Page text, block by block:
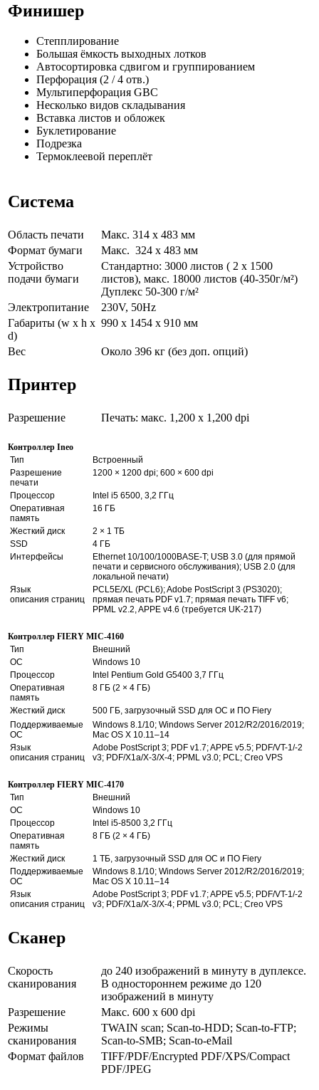
Финишер
Степплирование
Большая ёмкость выходных лотков
Автосортировка сдвигом и группированием
Перфорация (2 / 4 отв.)
Мультиперфорация GBC
Несколько видов складывания
Вставка листов и обложек
Буклетирование
Подрезка
Термоклеевой переплёт
Система
Область печати
Макс. 314 x 483 мм
Формат бумаги
Макс. 324 x 483 мм
Устройство
подачи бумаги
Стандартно: 3000 листов ( 2 x 1500
листов), макс. 18000 листов (40-350г/м²)
Дуплекс 50-300 г/м²
Электропитание
230V, 50Hz
Габариты (w x h x
d)
990 x 1454 x 910 мм
Вес Около 396 кг (без доп. опций)
Принтер
Разрешение Печать: макс. 1,200 x 1,200 dpi
Контроллер Ineo
Тип
Встроенный
Разрешение
печати
1200 × 1200 dpi; 600 × 600 dpi
Процессор
Intel i5 6500, 3,2 ГГц
Оперативная
память
16 ГБ
Жесткий диск
2 × 1 ТБ
SSD
4 ГБ
Интерфейсы
Ethernet 10/100/1000BASE-T; USB 3.0 (для прямой
печати и сервисного обслуживания); USB 2.0 (для
локальной печати)
Язык
описания страниц
PCL5E/XL (PCL6); Adobe PostScript 3 (PS3020);
прямая печать PDF v1.7; прямая печать TIFF v6;
PPML v2.2, APPE v4.6 (требуется UK-217)
Контроллер FIERY MIC-4160
Тип
Внешний
ОС
Windows 10
Процессор
Intel Pentium Gold G5400 3,7 ГГц
Оперативная
память
8 ГБ (2 × 4 ГБ)
Жесткий диск
500 ГБ, загрузочный SSD для ОС и ПО Fiery
Поддерживаемые
ОС
Windows 8.1/10; Windows Server 2012/R2/2016/2019;
Mac OS X 10.11–14
Язык
описания страниц
Adobe PostScript 3; PDF v1.7; APPE v5.5; PDF/VT-1/-2
v3; PDF/X1a/X-3/X-4; PPML v3.0; PCL; Creo VPS
Контроллер FIERY MIC-4170
Тип
Внешний
ОС
Windows 10
Процессор
Intel i5-8500 3,2 ГГц
Оперативная
память
8 ГБ (2 × 4 ГБ)
Жесткий диск
1 ТБ, загрузочный SSD для ОС и ПО Fiery
Поддерживаемые
ОС
Windows 8.1/10; Windows Server 2012/R2/2016/2019;
Mac OS X 10.11–14
Язык
описания страниц
Adobe PostScript 3; PDF v1.7; APPE v5.5; PDF/VT-1/-2
v3; PDF/X1a/X-3/X-4; PPML v3.0; PCL; Creo VPS
Сканер
Скорость
сканирования
до 240 изображений в минуту в дуплексе.
В одностороннем режиме до 120
изображений в минуту
Разрешение
Макс. 600 x 600 dpi
Режимы
сканирования
TWAIN scan; Scan-to-HDD; Scan-to-FTP;
Scan-to-SMB; Scan-to-eMail
Формат файлов
TIFF/PDF/Encrypted PDF/XPS/Compact
PDF/JPEG